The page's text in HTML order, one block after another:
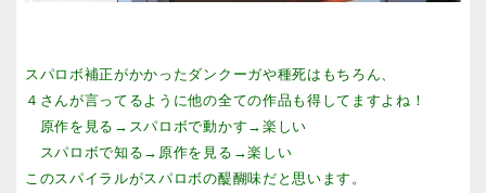
スパロボ補正がかかったダンクーガや種死はもちろん、
４さんが言ってるように他の全ての作品も得してますよね！
原作を見る→スパロボで動かす→楽しい
スパロボで知る→原作を見る→楽しい
このスパイラルがスパロボの醍醐味だと思います。